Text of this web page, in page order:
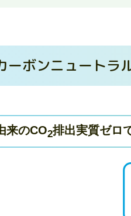
ーボンニュートラ
来のCO2排出実質ゼロ